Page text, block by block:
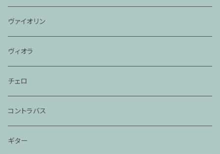
ヴァイオリン
ヴィオラ
チェロ
コントラバス
ギター